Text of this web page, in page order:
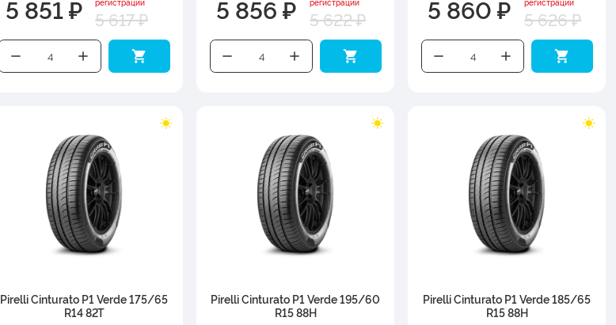
5 851 ₽
регистрации
5 617 ₽ 5 856 ₽
регистрации
5 622 ₽ 5 860 ₽
регистрации
5 626 ₽
Pirelli Cinturato P1 Verde 175/65
R14 82T
Pirelli Cinturato P1 Verde 195/60
R15 88H
Pirelli Cinturato P1 Verde 185/65
R15 88H